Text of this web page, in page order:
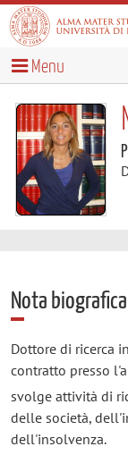
Menu
Nota biografica
Dottore di ricerca
contratto presso
svolge attività di
delle società,
dell'insolvenza.